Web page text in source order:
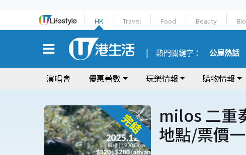
HK Travel Food Beauty
熱門關鍵字： 公屋熱話
演唱會 優惠著數 玩樂情報 購物情報
milos 二重
地點/票價